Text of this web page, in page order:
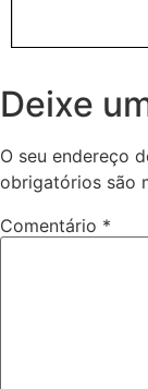
Deixe
O seu endereço
obrigatórios são
Comentário *